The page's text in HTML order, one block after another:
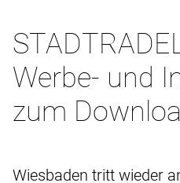
Werbe- und
zum
Wiesbaden tritt wieder